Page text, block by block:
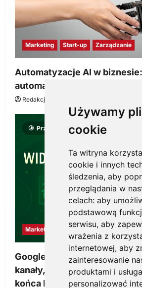
Używamy
cookie
Ta witryna
cookie i innych
śledzenia, aby
przeglądania w
celach: aby
podstawową
serwisu, aby
wrażenia z
internetowej, aby
zainteresowanie
produktami i
personalizować
Marketing Start-up Zarządzanie
Automatyzacje AI w
automatyzacji i korzyści dla
Redakcja KnowMore.pl
Przeczytano 8 minut
Marketing
Google Ads, SEO i analityka –
kanały, żeby reklama
końca budżetu